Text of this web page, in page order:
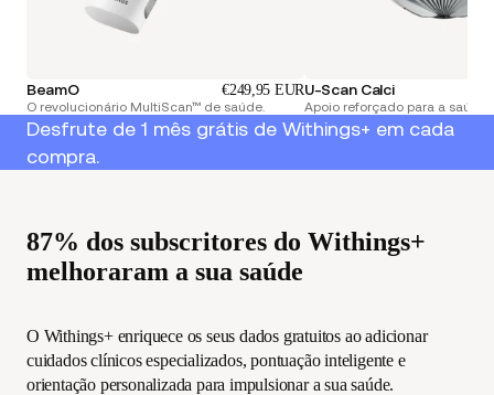
BeamO €249,95 EUR
O revolucionário MultiScan™ de saúde.
U-Scan Calci
Apoio reforçado para a saúde
Desfrute de 1 mês grátis de Withings+ em cada
compra.
87% dos subscritores do Withings+
melhoraram a sua saúde
O Withings+ enriquece os seus dados gratuitos ao adicionar
cuidados clínicos especializados, pontuação inteligente e
orientação personalizada para impulsionar a sua saúde.